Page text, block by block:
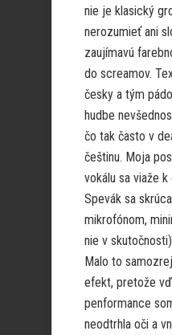
nie je klasický
nerozumieť ani
zaujímavú
do screamov.
česky a tým
hudbe
čo tak často v
češtinu. Moja
vokálu sa viaže
Spevák sa
mikrofónom,
nie v
Malo to
efekt, pretože
penformance
neodtrhla oči a